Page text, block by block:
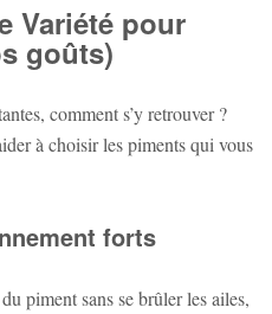
Variété pour
goûts)
comment s’y retrouver ?
à choisir les piments qui vous
forts
piment sans se brûler les ailes,